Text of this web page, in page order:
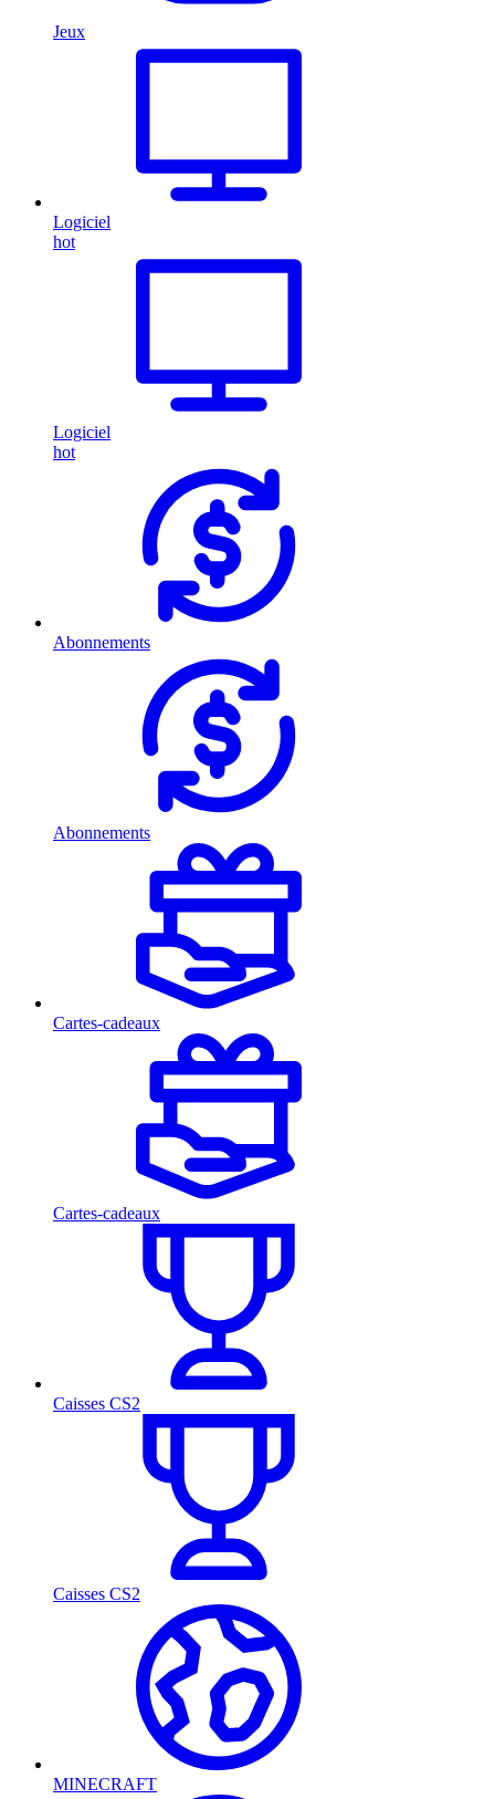
Jeux
Logiciel
hot
Logiciel
hot
Abonnements
Abonnements
Cartes-cadeaux
Cartes-cadeaux
Caisses CS2
Caisses CS2
MINECRAFT